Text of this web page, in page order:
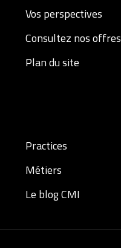
Vos perspectives
Consultez nos offres
Plan du site
Practices
Métiers
Le blog CMI